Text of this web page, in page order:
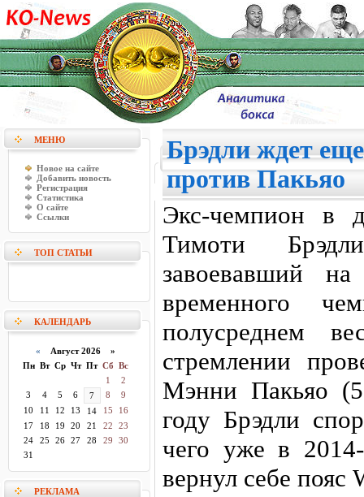
МЕНЮ
Новое на сайте
Добавить новость
Регистрация
Статистика
О сайте
Ссылки
ТОП СТАТЬИ
КАЛЕНДАРЬ
« Август 2026 »
Пн Вт Ср Чт Пт Сб Вс
1
2
3
4 5 6 7 8
9
10
11 12 13 14 15
16
17
18 19 20 21 22
23
24
25 26 27 28 29
30
31
РЕКЛАМА
Брэдли ждет
против Пакьяо
Экс-чемпион в
Тимоти
завоевавший
временного
полусреднем
стремлении
Мэнни Пакьяо
году Брэдли
чего уже в
вернул себе пояс